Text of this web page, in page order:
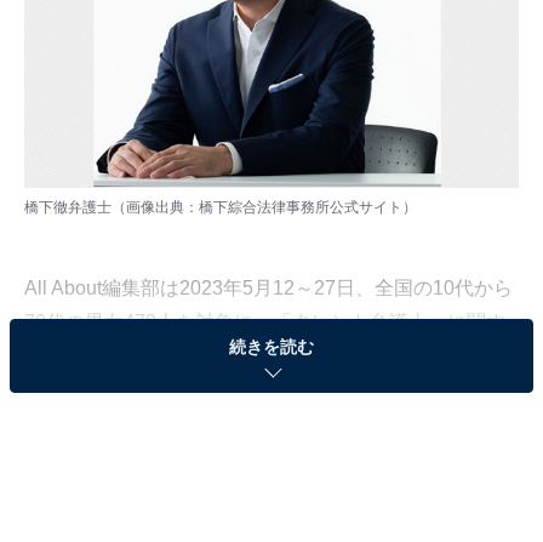
橋下徹弁護士（画像出典： 橋下綜合法律事務所公式サイト ）
All About編集部は2023年5月12～27日、全国の10代から
70代の男女470人を対象に、「タレント弁護士」に関す
るアンケート調査を実施しました。今回はその中から、
「好きなタレント弁護士」について聞いた結果をランキ
続きを読む